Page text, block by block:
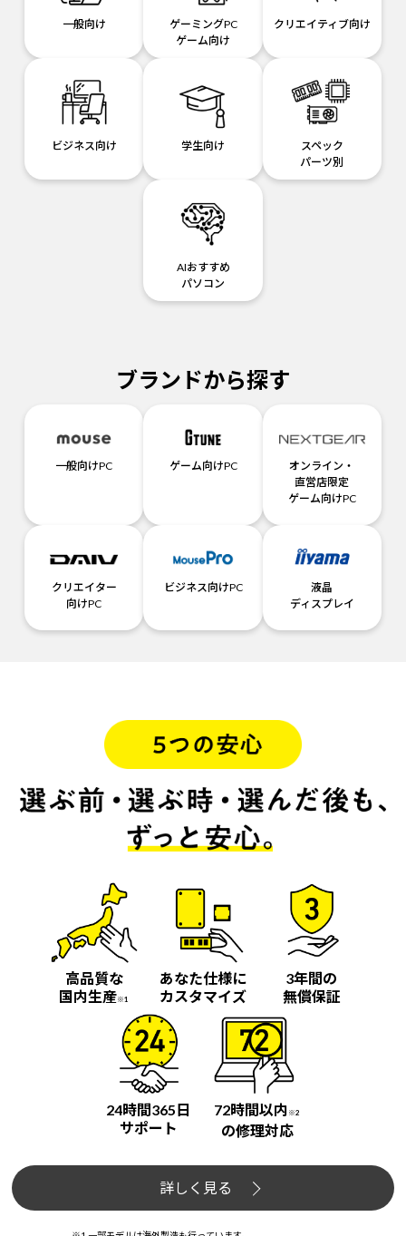
一般向け
ゲーミングPC
ゲーム向け
クリエイティブ向け
ビジネス向け 学生向け
スペック
パーツ別
AIおすすめ
パソコン
ブランドから探す
一般向けPC ゲーム向けPC
オンライン・
直営店限定
ゲーム向けPC
クリエイター
向けPC
ビジネス向けPC
液晶
ディスプレイ
高品質な
国内生産※1
あなた仕様に
カスタマイズ
3年間の
無償保証
24時間365日
サポート
72時間以内 ※2
の修理対応
詳しく見る